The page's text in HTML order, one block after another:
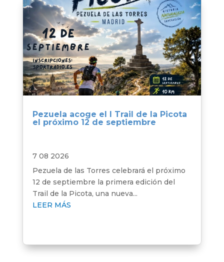
Pezuela acoge el I Trail de la Picota
el próximo 12 de septiembre
7 08 2026
Pezuela de las Torres celebrará el próximo
12 de septiembre la primera edición del
Trail de la Picota, una nueva...
LEER MÁS